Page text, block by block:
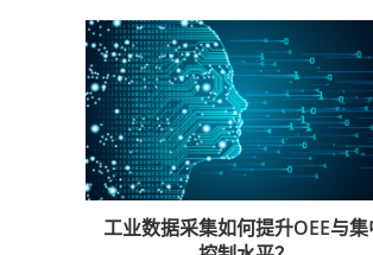
工业数据采集如何提升OEE与集